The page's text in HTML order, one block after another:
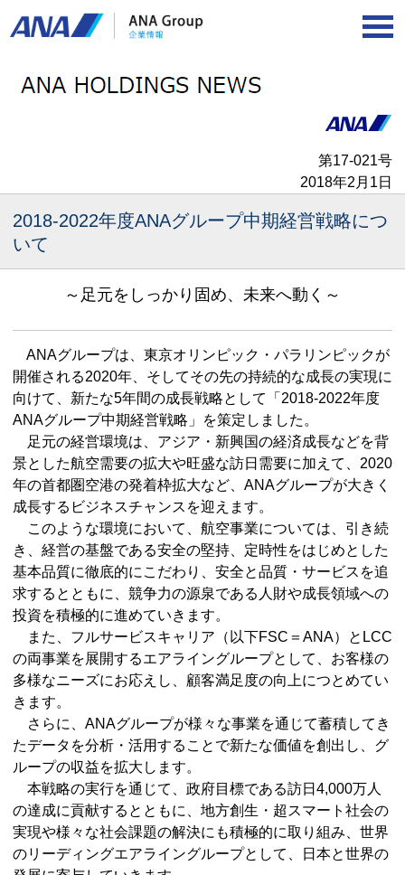
第17‐021号
2018年2月1日
2018-2022年度ANAグループ中期経営戦略につ
いて
～足元をしっかり固め、未来へ動く～
ANAグループは、東京オリンピック・パラリンピックが
開催される2020年、そしてその先の持続的な成長の実現に
向けて、新たな5年間の成長戦略として「2018-2022年度
ANAグループ中期経営戦略」を策定しました。
足元の経営環境は、アジア・新興国の経済成長などを背
景とした航空需要の拡大や旺盛な訪日需要に加えて、2020
年の首都圏空港の発着枠拡大など、ANAグループが大きく
成長するビジネスチャンスを迎えます。
このような環境において、航空事業については、引き続
き、経営の基盤である安全の堅持、定時性をはじめとした
基本品質に徹底的にこだわり、安全と品質・サービスを追
求するとともに、競争力の源泉である人財や成長領域への
投資を積極的に進めていきます。
また、フルサービスキャリア（以下FSC＝ANA）とLCC
の両事業を展開するエアライングループとして、お客様の
多様なニーズにお応えし、顧客満足度の向上につとめてい
きます。
さらに、ANAグループが様々な事業を通じて蓄積してき
たデータを分析・活用することで新たな価値を創出し、グ
ループの収益を拡大します。
本戦略の実行を通じて、政府目標である訪日4,000万人
の達成に貢献するとともに、地方創生・超スマート社会の
実現や様々な社会課題の解決にも積極的に取り組み、世界
のリーディングエアライングループとして、日本と世界の